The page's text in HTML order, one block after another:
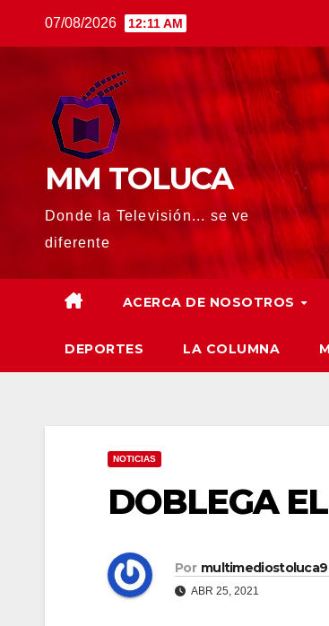
07/08/2026 12:11 AM
MM TOLUCA
Donde la Televisión... se ve
diferente
ACERCA DE NOSOTROS
DEPORTES LA COLUMNA
NOTICIAS
DOBLEGA
Por multimediostoluca9
ABR 25, 2021